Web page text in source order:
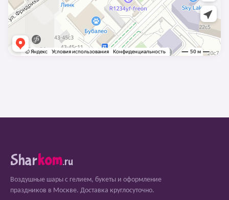
Sharkom.ru
Воздушные шары с гелием, букеты и оформление
праздников в Москве. Доставка круглосуточно.